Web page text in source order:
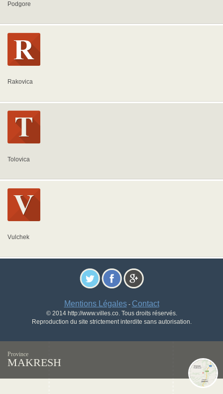
Podgore
Rakovica
Tolovica
Vulchek
Mentions Légales- Contact
© 2014 http://www.villes.co. Tous droits réservés.
Reproduction du site strictement interdite sans autorisation.
Province
MAKRESH